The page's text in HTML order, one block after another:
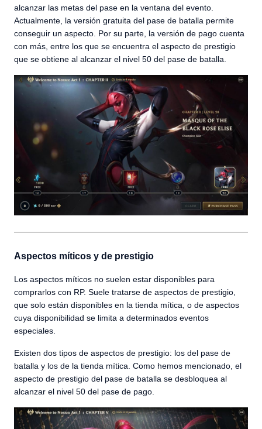
alcanzar las metas del pase en la ventana del evento.
Actualmente, la versión gratuita del pase de batalla permite
conseguir un aspecto. Por su parte, la versión de pago cuenta
con más, entre los que se encuentra el aspecto de prestigio
que se obtiene al alcanzar el nivel 50 del pase de batalla.
Aspectos míticos y de prestigio
Los aspectos míticos no suelen estar disponibles para
comprarlos con RP. Suele tratarse de aspectos de prestigio,
que solo están disponibles en la tienda mítica, o de aspectos
cuya disponibilidad se limita a determinados eventos
especiales.
Existen dos tipos de aspectos de prestigio: los del pase de
batalla y los de la tienda mítica. Como hemos mencionado, el
aspecto de prestigio del pase de batalla se desbloquea al
alcanzar el nivel 50 del pase de pago.